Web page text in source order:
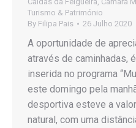
Turismo & Património
By Filipa Pais 26 Julho 2020
A oportunidade de
através de caminhadas,
inserida no programa
este domingo pela
desportiva esteve a
natural, com uma